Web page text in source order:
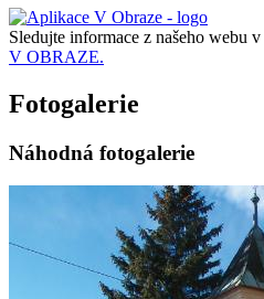
Sledujte informace z našeho webu v
V OBRAZE.
Fotogalerie
Náhodná fotogalerie